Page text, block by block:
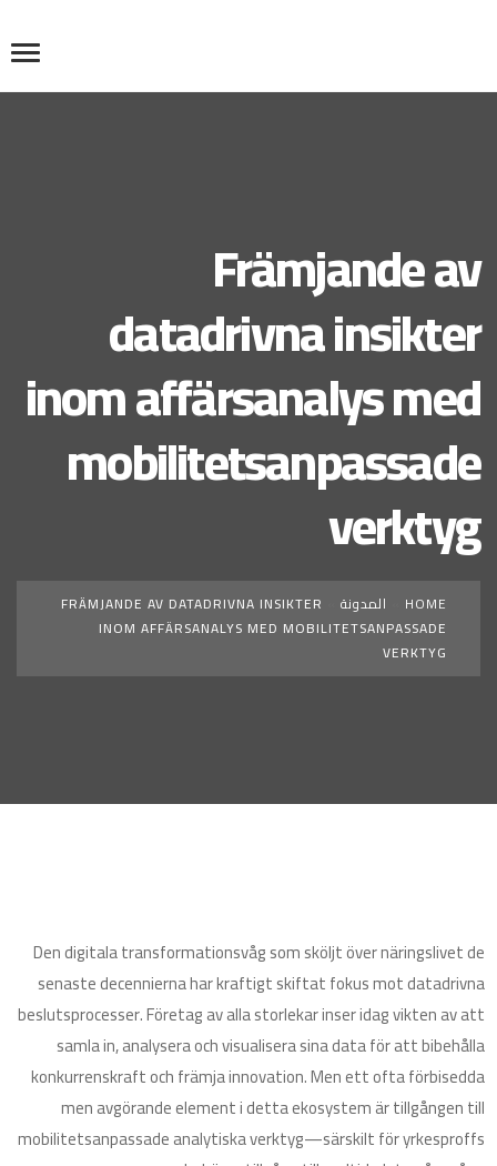
Främjande av
datadrivna insikter
inom affärsanalys med
mobilitetsanpassade
verktyg
HOME المدونة
FRÄMJANDE AV DATADRIVNA INSIKTER
INOM AFFÄRSANALYS MED MOBILITETSANPASSADE
VERKTYG
Den digitala transformationsvåg som sköljt över näringslivet de
senaste decennierna har kraftigt skiftat fokus mot datadrivna
beslutsprocesser. Företag av alla storlekar inser idag vikten av att
samla in, analysera och visualisera sina data för att bibehålla
konkurrenskraft och främja innovation. Men ett ofta förbisedda
men avgörande element i detta ekosystem är tillgången till
mobilitetsanpassade analytiska verktyg—särskilt för yrkesproffs